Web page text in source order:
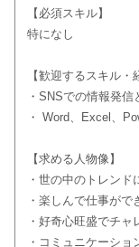
【必須スキル】
特になし
【歓迎するスキル・
・SNSでの情報発
・ Word、Excel、
【求める人物像】
・世の中のトレン
・楽しんで仕事がで
・好奇心旺盛でチャ
・コミュニケーショ